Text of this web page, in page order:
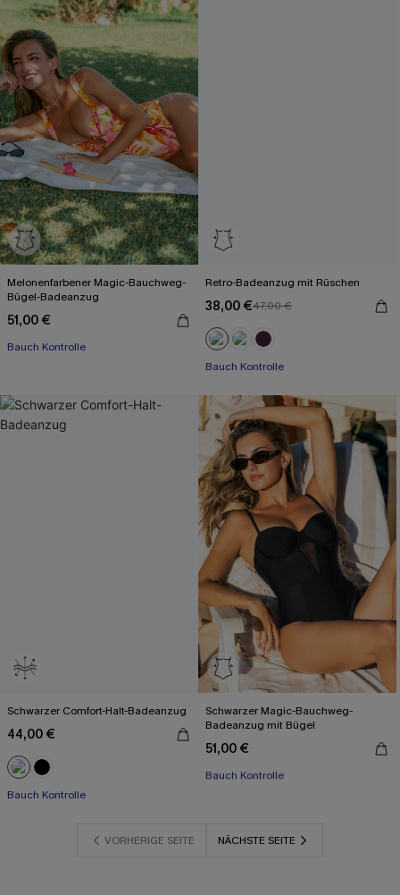
Melonenfarbener Magic-Bauchweg-
Bügel-Badeanzug
51,00 €
Bauch Kontrolle
Retro-Badeanzug mit Rüschen
38,00 €47,00 €
Bauch Kontrolle
Schwarzer Comfort-Halt-Badeanzug
44,00 €
Bauch Kontrolle
Schwarzer Magic-Bauchweg-
Badeanzug mit Bügel
51,00 €
Mit Gratis-Maßband
Bauch Kontrolle
VORHERIGE SEITE NÄCHSTE SEITE